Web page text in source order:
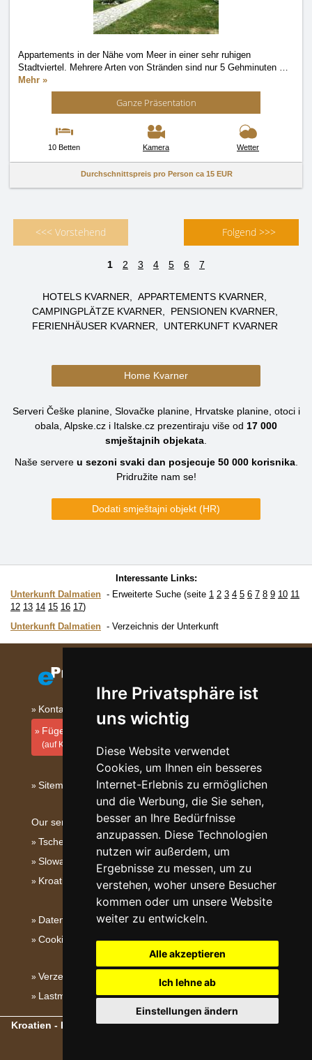
Ihre Privatsphäre ist
uns wichtig
Diese Website verwendet
Cookies, um Ihnen ein besseres
Internet-Erlebnis zu ermöglichen
und die Werbung, die Sie sehen,
besser an Ihre Bedürfnisse
anzupassen. Diese Technologien
nutzen wir außerdem, um
Ergebnisse zu messen, um zu
verstehen, woher unsere Besucher
kommen oder um unsere Website
weiter zu entwickeln.
Alle akzeptieren
Ich lehne ab
Einstellungen ändern
Appartements in der Nähe vom Meer in einer sehr ruhigen
Stadtviertel. Mehrere Arten von Stränden sind nur 5 Gehminuten …
Mehr »
Ganze Präsentation
10 Betten Kamera Wetter
Durchschnittspreis pro Person ca 15 EUR
<<< Vorstehend Folgend >>>
1 2 3 4 5 6 7
HOTELS KVARNER
APPARTEMENTS KVARNER
CAMPINGPLÄTZE KVARNER
PENSIONEN KVARNER
FERIENHÄUSER KVARNER
UNTERKUNFT KVARNER
Home Kvarner
Serveri Češke planine, Slovačke planine, Hrvatske planine, otoci i
obala, Alpske.cz i Italske.cz prezentiraju više od 17 000
smještajnih objekata
Naše servere u sezoni svaki dan posjecuje 50 000korisnika.
Pridružite nam se!
Dodati smještajni objekt (HR)
Interessante Links:
Unterkunft Dalmatien
Erweiterte Suche (seite 1 2 3 4 5 6 7 8 9 10 11
12 13 14 15 16 17)
Unterkunft Dalmatien
Verzeichnis der Unterkunft
Kontakt
Fügen Sie Ihre Unterkunft hinzu
(auf Kroatisch)
Sitemap
Our servers:
Tschechische Gebirge
Slowakische Gebirge
Kroatien
Datenschutz
Cookies
Verzeichnis der Unterkunft
Lastminute Kvarner
Kroatien - Kroatische Gebirge, Inseln und Küste- Copyright ©